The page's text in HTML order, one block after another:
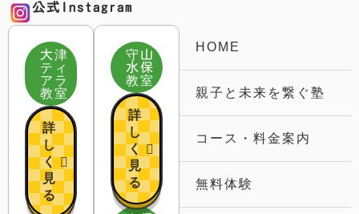
公式Instagram
大津
ティ
アラ
教室
詳
し
く
見
る
守山
水保
教室
詳
し
く
見
る
HOME
親子と未来を繋ぐ塾
コース・料金案内
無料体験